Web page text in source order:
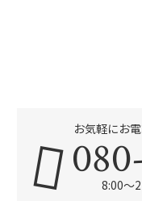
お気軽にお
8:00～